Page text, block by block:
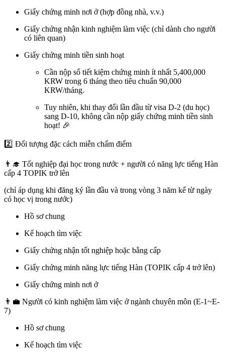
Giấy chứng minh nơi ở (hợp đồng nhà, v.v.)
Giấy chứng nhận kinh nghiệm làm việc (chỉ dành cho người
có liên quan)
Giấy chứng minh tiền sinh hoạt
Cần nộp sổ tiết kiệm chứng minh ít nhất 5,400,000
KRW trong 6 tháng theo tiêu chuẩn 90,000
KRW/tháng.
Tuy nhiên, khi thay đổi lần đầu từ visa D-2 (du học)
sang D-10, không cần nộp giấy chứng minh tiền sinh
hoạt! 🎉
2️⃣ Đối tượng đặc cách miễn chấm điểm
👨‍🎓 Tốt nghiệp đại học trong nước + người có năng lực tiếng Hàn
cấp 4 TOPIK trở lên
(chỉ áp dụng khi đăng ký lần đầu và trong vòng 3 năm kể từ ngày
có học vị trong nước)
Hồ sơ chung
Kế hoạch tìm việc
Giấy chứng nhận tốt nghiệp hoặc bằng cấp
Giấy chứng minh năng lực tiếng Hàn (TOPIK cấp 4 trở lên)
Giấy chứng minh nơi ở
👨‍💼 Người có kinh nghiệm làm việc ở ngành chuyên môn (E-1~E-
7)
Hồ sơ chung
Kế hoạch tìm việc